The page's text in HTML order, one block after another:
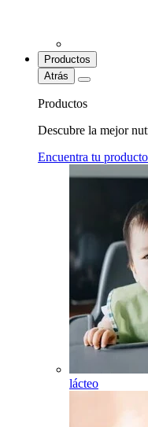
Productos
Atrás
Productos
Descubre la mejor
Encuentra tu producto
lácteo